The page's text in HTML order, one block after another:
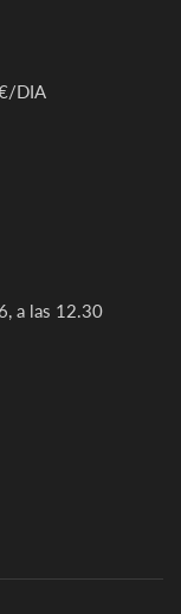
DIA
a las 12.30